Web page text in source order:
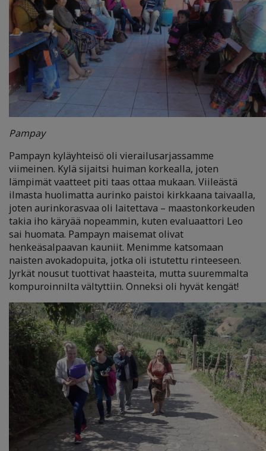
Pampay
Pampayn kyläyhteisö oli vierailusarjassamme
viimeinen. Kylä sijaitsi huiman korkealla, joten
lämpimät vaatteet piti taas ottaa mukaan. Viileästä
ilmasta huolimatta aurinko paistoi kirkkaana taivaalla,
joten aurinkorasvaa oli laitettava – maastonkorkeuden
takia iho käryää nopeammin, kuten evaluaattori Leo
sai huomata. Pampayn maisemat olivat
henkeäsalpaavan kauniit. Menimme katsomaan
naisten avokadopuita, jotka oli istutettu rinteeseen.
Jyrkät nousut tuottivat haasteita, mutta suuremmalta
kompuroinnilta vältyttiin. Onneksi oli hyvät kengät!